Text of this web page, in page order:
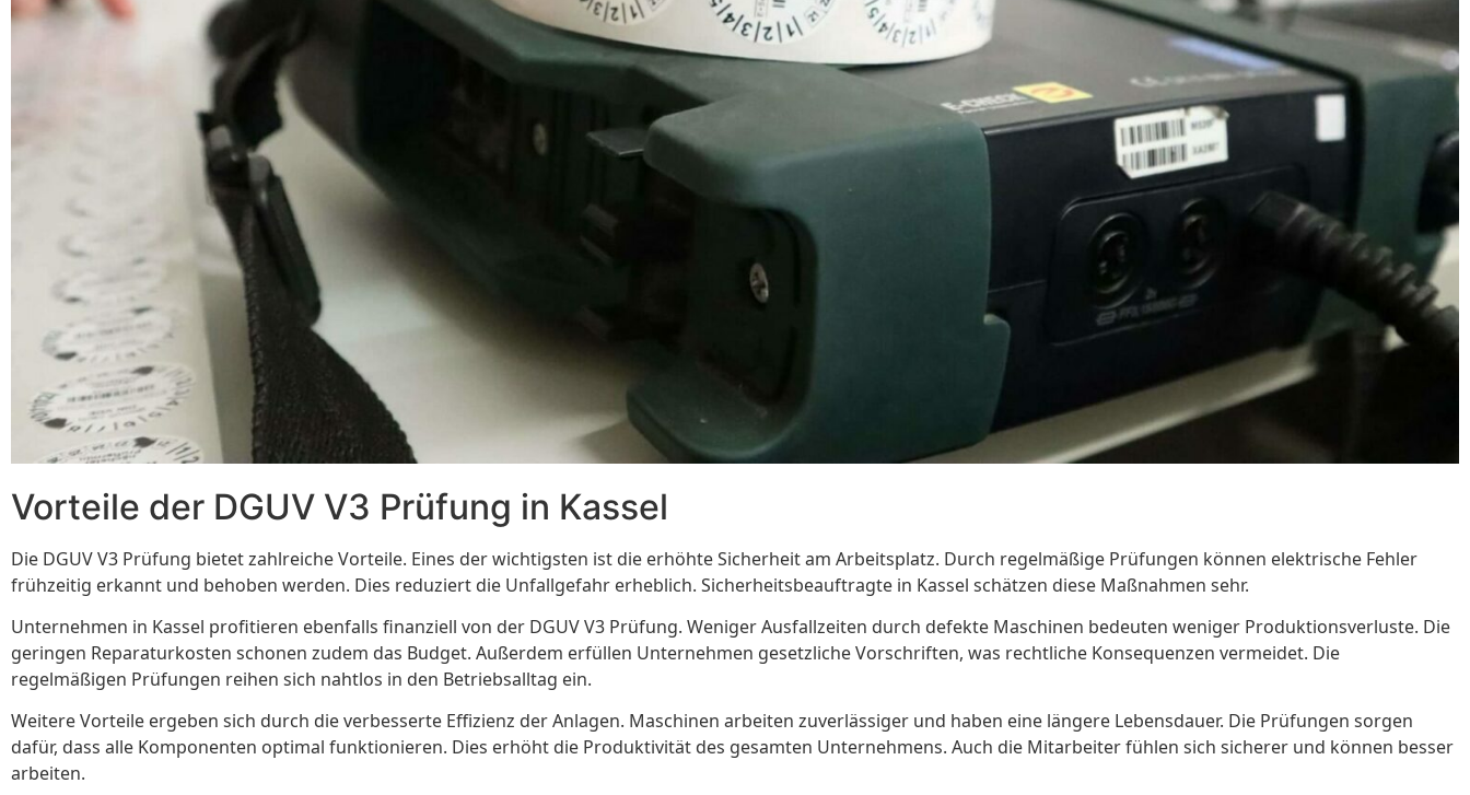
Vorteile der DGUV V3 Prüfung in Kassel
Die DGUV V3 Prüfung bietet zahlreiche Vorteile. Eines der wichtigsten ist die erhöhte Sicherheit am Arbeitsplatz. Durch regelmäßige Prüfungen können elektrische Fehler
frühzeitig erkannt und behoben werden. Dies reduziert die Unfallgefahr erheblich. Sicherheitsbeauftragte in Kassel schätzen diese Maßnahmen sehr.
Unternehmen in Kassel profitieren ebenfalls finanziell von der DGUV V3 Prüfung. Weniger Ausfallzeiten durch defekte Maschinen bedeuten weniger Produktionsverluste. Die
geringen Reparaturkosten schonen zudem das Budget. Außerdem erfüllen Unternehmen gesetzliche Vorschriften, was rechtliche Konsequenzen vermeidet. Die
regelmäßigen Prüfungen reihen sich nahtlos in den Betriebsalltag ein.
Weitere Vorteile ergeben sich durch die verbesserte Effizienz der Anlagen. Maschinen arbeiten zuverlässiger und haben eine längere Lebensdauer. Die Prüfungen sorgen
dafür, dass alle Komponenten optimal funktionieren. Dies erhöht die Produktivität des gesamten Unternehmens. Auch die Mitarbeiter fühlen sich sicherer und können besser
arbeiten.